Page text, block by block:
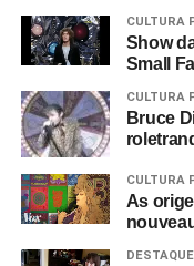
CULTURA
Show
Small
CULTURA
Bruce
CULTURA
As
DESTAQUE